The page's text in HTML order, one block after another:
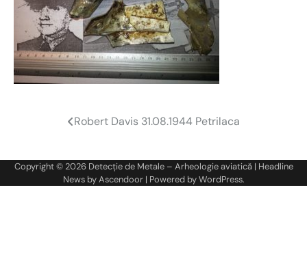
Navigare
articole
Robert Davis 31.08.1944 Petrilaca
Copyright © 2026 Detecție de Metale – Arheologie aviatică| Headline
News byAscendoor| Powered byWordPress.